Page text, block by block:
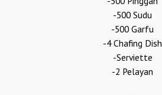
-500 Sudu
-500 Garfu
-4 Chafing Dish
-Serviette
-2 Pelayan